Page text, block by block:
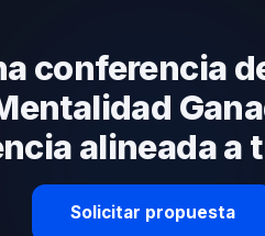
conferencia
alineada a
Solicitar propuesta